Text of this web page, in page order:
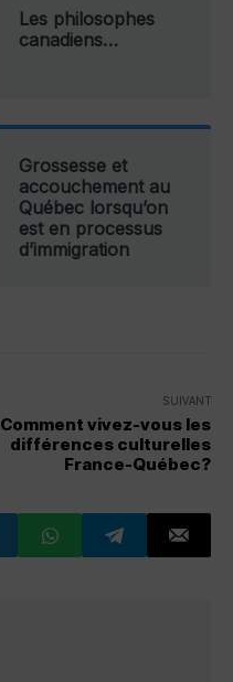
Les philosophes
canadiens…
Grossesse et
accouchement au
Québec lorsqu’on
est en processus
d’immigration
SUIVANT
Comment vivez-vous les
différences culturelles
France-Québec?